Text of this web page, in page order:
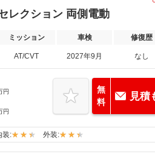
レクション 両側電動
ミッション 車検 修復歴
AT/CVT 2027年9月 なし
円
円
無
料
見積
装: 外装: